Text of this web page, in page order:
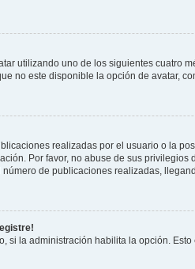
utilizando uno de los siguientes cuatro
no este disponible la opción de avatar,
realizadas por el usuario o la
Por favor, no abuse de sus
de publicaciones realizadas,
si la administración habilita la opción.